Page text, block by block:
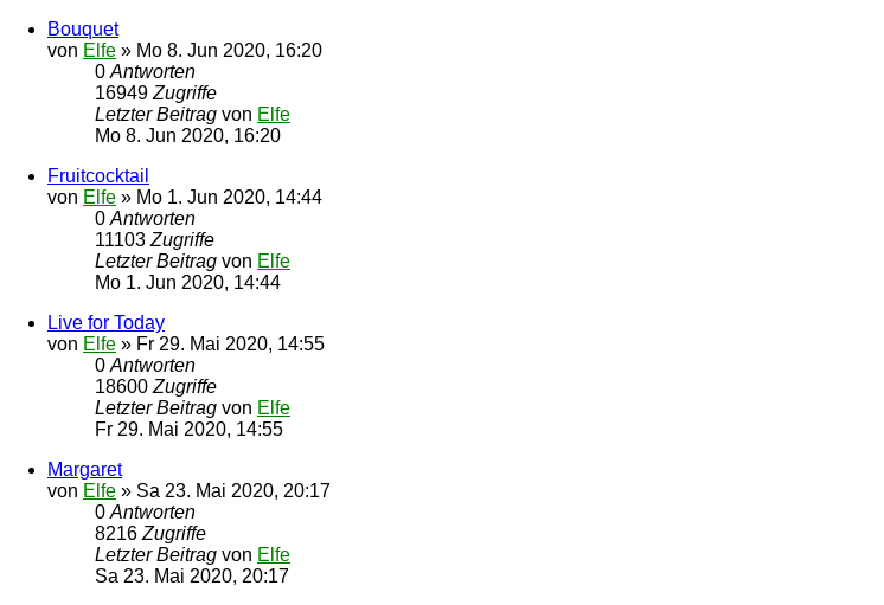
Bouquet
von Elfe » Mo 8. Jun 2020, 16:20
0 Antworten
16949 Zugriffe
Letzter Beitrag von Elfe
Mo 8. Jun 2020, 16:20
Fruitcocktail
von Elfe » Mo 1. Jun 2020, 14:44
0 Antworten
11103 Zugriffe
Letzter Beitrag von Elfe
Mo 1. Jun 2020, 14:44
Live for Today
von Elfe » Fr 29. Mai 2020, 14:55
0 Antworten
18600 Zugriffe
Letzter Beitrag von Elfe
Fr 29. Mai 2020, 14:55
Margaret
von Elfe » Sa 23. Mai 2020, 20:17
0 Antworten
8216 Zugriffe
Letzter Beitrag von Elfe
Sa 23. Mai 2020, 20:17